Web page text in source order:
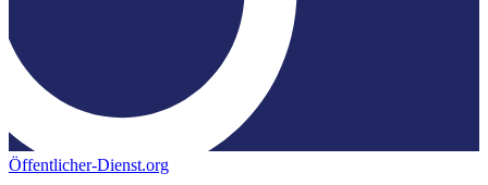
Öffentlicher-Dienst.org